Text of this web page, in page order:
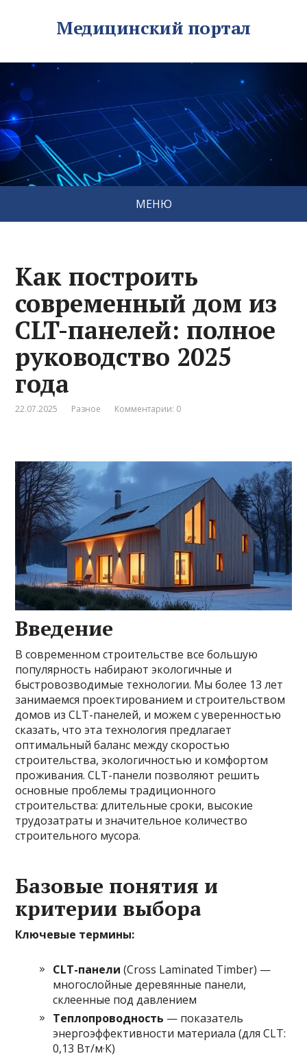
Медицинский портал
МЕНЮ
Как построить
современный дом из
CLT-панелей: полное
руководство 2025
года
22.07.2025 Разное Комментарии: 0
Введение
В современном строительстве все большую
популярность набирают экологичные и
быстровозводимые технологии. Мы более 13 лет
занимаемся проектированием и строительством
домов из CLT-панелей, и можем с уверенностью
сказать, что эта технология предлагает
оптимальный баланс между скоростью
строительства, экологичностью и комфортом
проживания. CLT-панели позволяют решить
основные проблемы традиционного
строительства: длительные сроки, высокие
трудозатраты и значительное количество
строительного мусора.
Базовые понятия и
критерии выбора
Ключевые термины:
CLT-панели (Cross Laminated Timber) —
многослойные деревянные панели,
склеенные под давлением
Теплопроводность — показатель
энергоэффективности материала (для CLT:
0,13 Вт/м·К)